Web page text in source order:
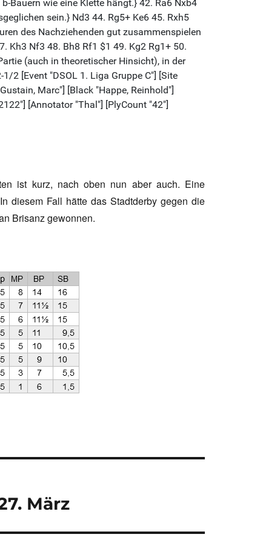
ist kurz, nach oben nun aber auch. Eine
diesem Fall hätte das Stadtderby gegen die
Brisanz gewonnen.
März